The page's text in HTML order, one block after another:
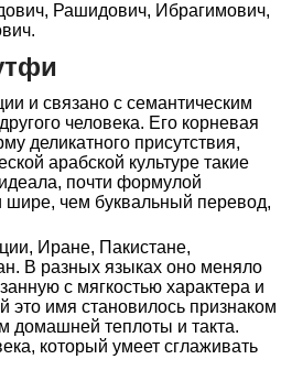
Рашидович, Ибрагимович,
и связано с семантическим
человека. Его корневая
деликатного присутствия,
арабской культуре такие
почти формулой
шире, чем буквальный перевод,
Иране, Пакистане,
В разных языках оно меняло
с мягкостью характера и
имя становилось признаком
домашней теплоты и такта.
который умеет сглаживать